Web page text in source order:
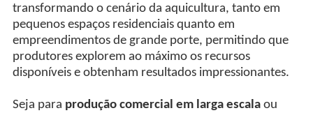
transformando o cenário da aquicultura, tanto em
pequenos espaços residenciais quanto em
empreendimentos de grande porte, permitindo que
produtores explorem ao máximo os recursos
disponíveis e obtenham resultados impressionantes.
Seja para produção comercial em larga escalaou